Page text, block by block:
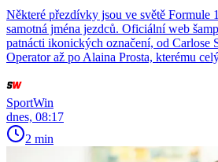
Některé přezdívky jsou ve světě Formule
samotná jména jezdců. Oficiální web
patnácti ikonických označení, od Carlose
Operator až po Alaina Prosta, kterému
SportWin
dnes, 08:17
2 min